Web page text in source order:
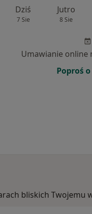
Dziś
7 Sie
Jutro
8 Sie
Umawianie online
Poproś
bliskich Twojemu